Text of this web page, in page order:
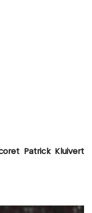
Patrick Kluivert